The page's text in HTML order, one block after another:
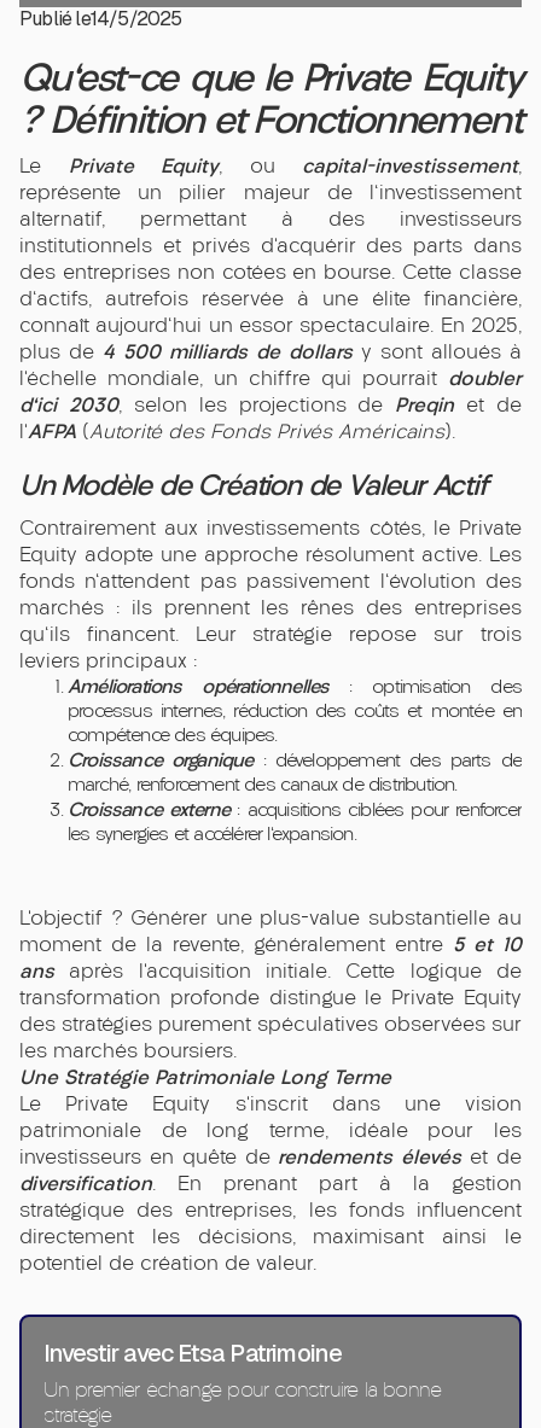
Publié le14/5/2025
Qu'est-ce que le Private Equity
? Définition et Fonctionnement
Le Private Equity, ou capital-investissement,
représente un pilier majeur de l'investissement
alternatif, permettant à des investisseurs
institutionnels et privés d’acquérir des parts dans
des entreprises non cotées en bourse. Cette classe
d'actifs, autrefois réservée à une élite financière,
connaît aujourd'hui un essor spectaculaire. En 2025,
plus de 4 500 milliards de dollarsy sont alloués à
l’échelle mondiale, un chiffre qui pourrait doubler
d'ici 2030, selon les projections de Preqinet de
l’AFPA (Autorité des Fonds Privés Américains).
Un Modèle de Création de Valeur Actif
Contrairement aux investissements côtés, le Private
Equity adopte une approche résolument active. Les
fonds n'attendent pas passivement l'évolution des
marchés : ils prennent les rênes des entreprises
qu'ils financent. Leur stratégie repose sur trois
leviers principaux :
Améliorations opérationnelles: optimisation des
processus internes, réduction des coûts et montée en
compétence des équipes.
Croissance organique: développement des parts de
marché, renforcement des canaux de distribution.
Croissance externe: acquisitions ciblées pour renforcer
les synergies et accélérer l'expansion.
L’objectif ? Générer une plus-value substantielle au
moment de la revente, généralement entre 5 et 10
ansaprès l’acquisition initiale. Cette logique de
transformation profonde distingue le Private Equity
des stratégies purement spéculatives observées sur
les marchés boursiers.
Une Stratégie Patrimoniale Long Terme
Le Private Equity s’inscrit dans une vision
patrimoniale de long terme, idéale pour les
investisseurs en quête de rendements élevéset de
diversification. En prenant part à la gestion
stratégique des entreprises, les fonds influencent
directement les décisions, maximisant ainsi le
potentiel de création de valeur.
Investir avec Etsa Patrimoine
Un premier échange pour construire la bonne
stratégie